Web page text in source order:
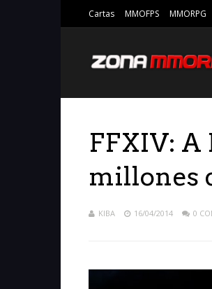
Cartas MMOFPS MMORPG
FFXIV: A
millones
KIBA 16/04/2014 0